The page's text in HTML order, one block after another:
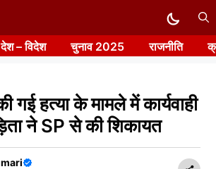
देश – विदेश चुनाव 2025 राजनीति
हत्या के मामले में कार्यवाही
ने SP से की शिकायत